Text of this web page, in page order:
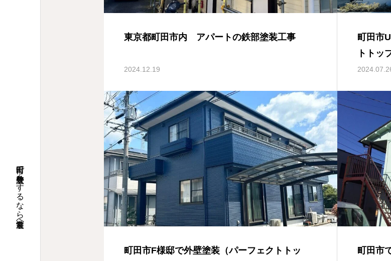
町田市で外壁塗装をするなら常進塗装へ
東京都町田市内 アパートの鉄部塗装工事
2024.12.19
町田市
トトッ
町田市F様邸で外壁塗装（パーフェクトトッ
町田市